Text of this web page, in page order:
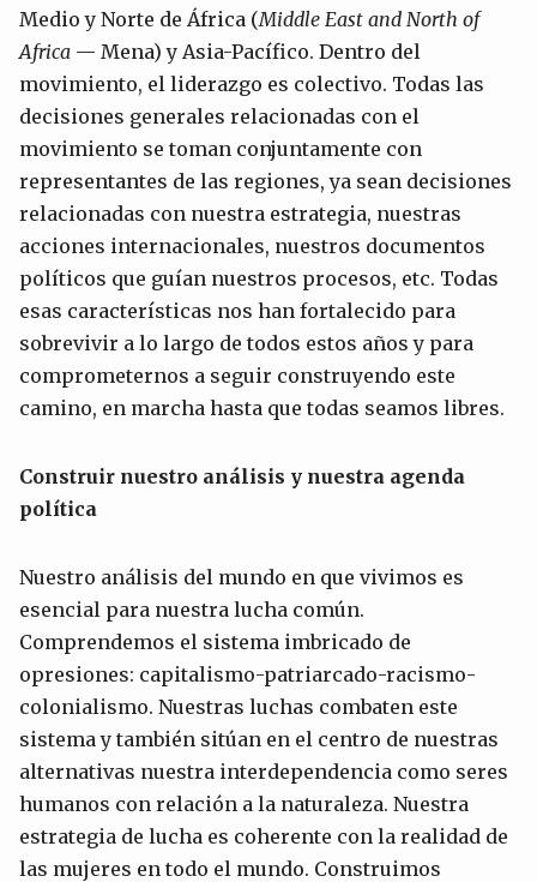
Medio y Norte de África (Middle East and North of
Africa — Mena) y Asia-Pacífico. Dentro del
movimiento, el liderazgo es colectivo. Todas las
decisiones generales relacionadas con el
movimiento se toman conjuntamente con
representantes de las regiones, ya sean decisiones
relacionadas con nuestra estrategia, nuestras
acciones internacionales, nuestros documentos
políticos que guían nuestros procesos, etc. Todas
esas características nos han fortalecido para
sobrevivir a lo largo de todos estos años y para
comprometernos a seguir construyendo este
camino, en marcha hasta que todas seamos libres.
Construir nuestro análisis y nuestra agenda
política
Nuestro análisis del mundo en que vivimos es
esencial para nuestra lucha común.
Comprendemos el sistema imbricado de
opresiones: capitalismo-patriarcado-racismo-
colonialismo. Nuestras luchas combaten este
sistema y también sitúan en el centro de nuestras
alternativas nuestra interdependencia como seres
humanos con relación a la naturaleza. Nuestra
estrategia de lucha es coherente con la realidad de
las mujeres en todo el mundo. Construimos